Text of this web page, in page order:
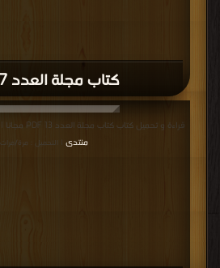
كتاب مجلة العدد 7 PDF
قراءة و تحميل كتاب كتاب مجلة العدد 13 PDF مجانا | مكتبة >
منتدى
| التحميل : مرة/مرات